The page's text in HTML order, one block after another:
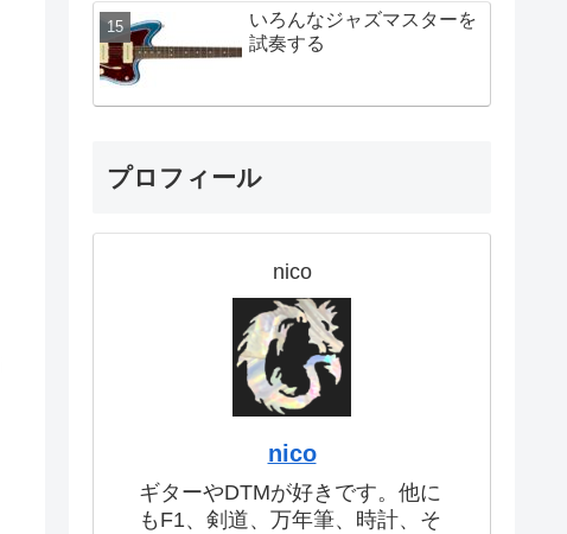
いろんなジャズマスターを
試奏する
プロフィール
nico
nico
ギターやDTMが好きです。他に
もF1、剣道、万年筆、時計、そ